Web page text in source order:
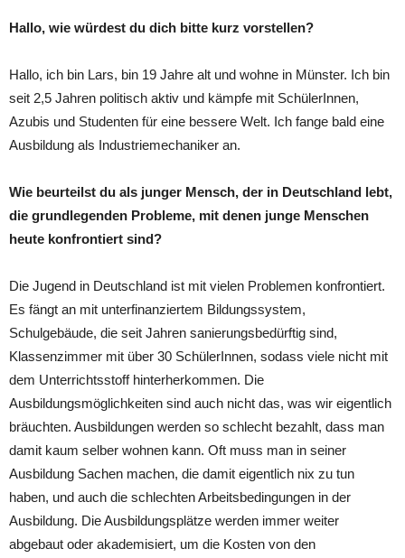
Hallo, wie würdest du dich bitte kurz vorstellen?
Hallo, ich bin Lars, bin 19 Jahre alt und wohne in Münster. Ich bin
seit 2,5 Jahren politisch aktiv und kämpfe mit SchülerInnen,
Azubis und Studenten für eine bessere Welt. Ich fange bald eine
Ausbildung als Industriemechaniker an.
Wie beurteilst du als junger Mensch, der in Deutschland lebt,
die grundlegenden Probleme, mit denen junge Menschen
heute konfrontiert sind?
Die Jugend in Deutschland ist mit vielen Problemen konfrontiert.
Es fängt an mit unterfinanziertem Bildungssystem,
Schulgebäude, die seit Jahren sanierungsbedürftig sind,
Klassenzimmer mit über 30 SchülerInnen, sodass viele nicht mit
dem Unterrichtsstoff hinterherkommen. Die
Ausbildungsmöglichkeiten sind auch nicht das, was wir eigentlich
bräuchten. Ausbildungen werden so schlecht bezahlt, dass man
damit kaum selber wohnen kann. Oft muss man in seiner
Ausbildung Sachen machen, die damit eigentlich nix zu tun
haben, und auch die schlechten Arbeitsbedingungen in der
Ausbildung. Die Ausbildungsplätze werden immer weiter
abgebaut oder akademisiert, um die Kosten von den